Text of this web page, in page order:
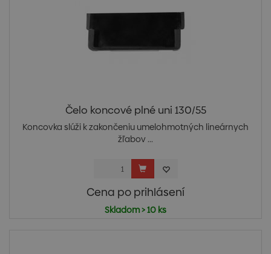
Čelo koncové plné uni 130/55
Koncovka slúži k zakončeniu umelohmotných lineárnych
žľabov ...
Cena po prihlásení
Skladom > 10 ks